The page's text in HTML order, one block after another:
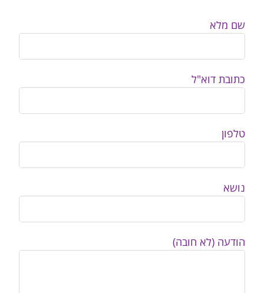
שם מלא
כתובת דוא"ל
טלפון
נושא
הודעה (לא חובה)